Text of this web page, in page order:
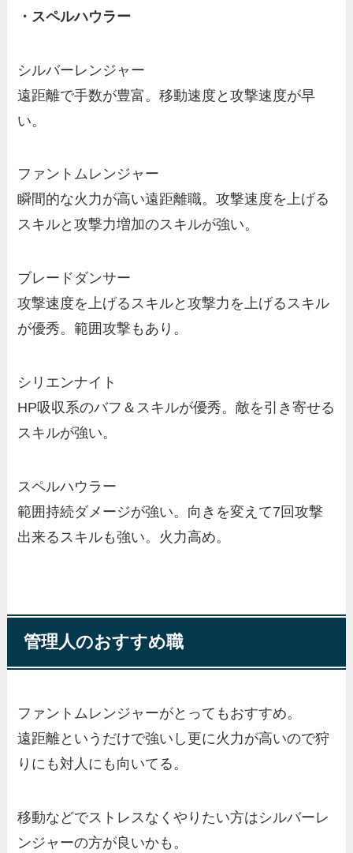
・スペルハウラー
シルバーレンジャー
遠距離で手数が豊富。移動速度と攻撃速度が早
い。
ファントムレンジャー
瞬間的な火力が高い遠距離職。攻撃速度を上げる
スキルと攻撃力増加のスキルが強い。
ブレードダンサー
攻撃速度を上げるスキルと攻撃力を上げるスキル
が優秀。範囲攻撃もあり。
シリエンナイト
HP吸収系のバフ＆スキルが優秀。敵を引き寄せる
スキルが強い。
スペルハウラー
範囲持続ダメージが強い。向きを変えて7回攻撃
出来るスキルも強い。火力高め。
管理人のおすすめ職
ファントムレンジャーがとってもおすすめ。
遠距離というだけで強いし更に火力が高いので狩
りにも対人にも向いてる。
移動などでストレスなくやりたい方はシルバーレ
ンジャーの方が良いかも。